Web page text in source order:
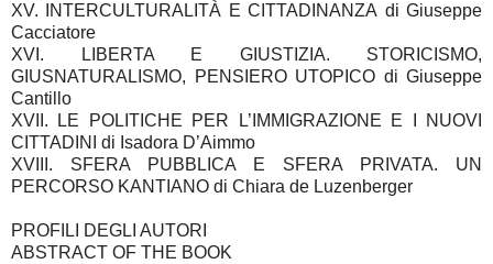
XV. INTERCULTURALITÀ E CITTADINANZA di Giuseppe
Cacciatore
XVI. LIBERTA E GIUSTIZIA. STORICISMO,
GIUSNATURALISMO, PENSIERO UTOPICO di Giuseppe
Cantillo
XVII. LE POLITICHE PER L’IMMIGRAZIONE E I NUOVI
CITTADINI di Isadora D’Aimmo
XVIII. SFERA PUBBLICA E SFERA PRIVATA. UN
PERCORSO KANTIANO di Chiara de Luzenberger
PROFILI DEGLI AUTORI
ABSTRACT OF THE BOOK